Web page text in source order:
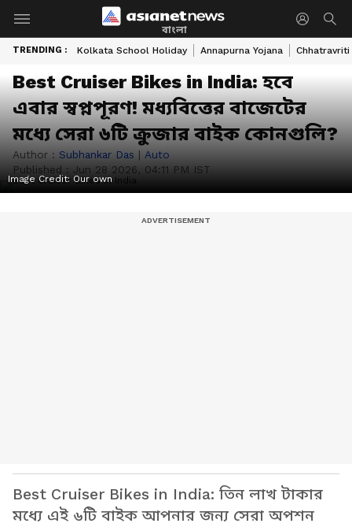
বাংলা
TRENDING : Kolkata School Holiday Annapurna Yojana Chhatravriti
Best Cruiser Bikes in India: হবে
এবার স্বপ্নপূরণ! মধ্যবিত্তের বাজেটের
মধ্যে সেরা ৬টি ক্রুজার বাইক কোনগুলি?
Author : Subhankar Das | Auto
Published : Jun 28 2026, 04:11 PM IST
Image Credit: Our own
Best Cruiser Bikes in India: তিন লাখ টাকার
মধ্যে এই ৬টি বাইক আপনার জন্য সেরা অপশন